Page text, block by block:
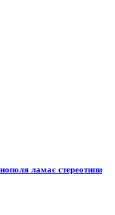
ламає стереотипи